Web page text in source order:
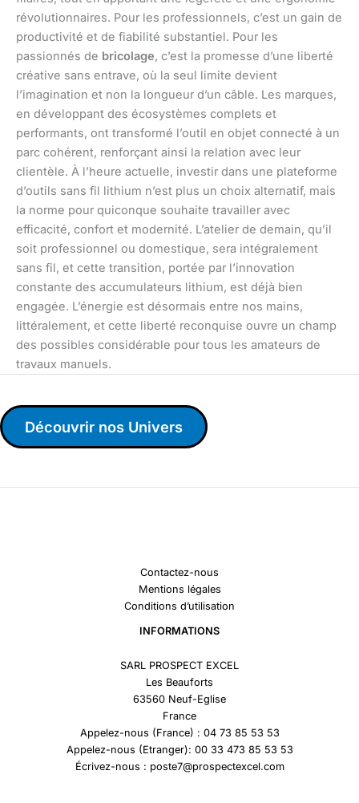
révolutionnaires. Pour les professionnels, c’est un gain de
productivité et de fiabilité substantiel. Pour les
passionnés de bricolage, c’est la promesse d’une liberté
créative sans entrave, où la seul limite devient
l’imagination et non la longueur d’un câble. Les marques,
en développant des écosystèmes complets et
performants, ont transformé l’outil en objet connecté à un
parc cohérent, renforçant ainsi la relation avec leur
clientèle. À l’heure actuelle, investir dans une plateforme
d’outils sans fil lithium n’est plus un choix alternatif, mais
la norme pour quiconque souhaite travailler avec
efficacité, confort et modernité. L’atelier de demain, qu’il
soit professionnel ou domestique, sera intégralement
sans fil, et cette transition, portée par l’innovation
constante des accumulateurs lithium, est déjà bien
engagée. L’énergie est désormais entre nos mains,
littéralement, et cette liberté reconquise ouvre un champ
des possibles considérable pour tous les amateurs de
travaux manuels.
Découvrir nos Univers
Contactez-nous
Mentions légales
Conditions d’utilisation
INFORMATIONS
SARL PROSPECT EXCEL
Les Beauforts
63560 Neuf-Eglise
France
Appelez-nous (France) : 04 73 85 53 53
Appelez-nous (Etranger): 00 33 473 85 53 53
Écrivez-nous : poste7@prospectexcel.com